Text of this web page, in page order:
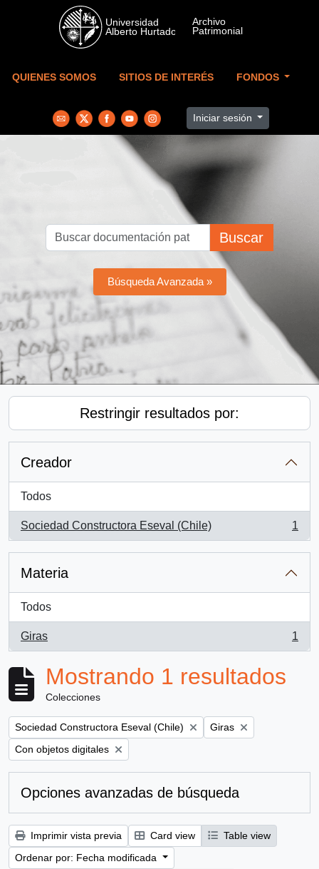
Skip to main content
QUIENES SOMOS SITIOS DE INTERÉS FONDOS
Iniciar sesión
Buscar
Búsqueda Avanzada »
Restringir resultados por:
Creador
Todos
Sociedad Constructora Eseval (Chile)
, 1 resultados
1
Materia
Todos
Giras
, 1 resultados
1
Mostrando 1 resultados
Colecciones
Remove filter:
Sociedad Constructora Eseval (Chile) Remove filter:
Giras
Remove filter:
Con objetos digitales
Opciones avanzadas de búsqueda
Imprimir vista previa Card view
Table view
Ordenar por: Fecha modificada